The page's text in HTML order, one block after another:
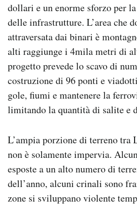
dollari e un enorme sforzo per
delle infrastrutture. L’area che
attraversata dai binari è
alti raggiunge i 4mila metri di
progetto prevede lo scavo di
costruzione di 96 ponti e
gole, fiumi e mantenere la
limitando la quantità di salite e
L’ampia porzione di terreno tra
non è solamente impervia.
esposte a un alto numero di
dell’anno, alcuni crinali sono
zone si sviluppano violente